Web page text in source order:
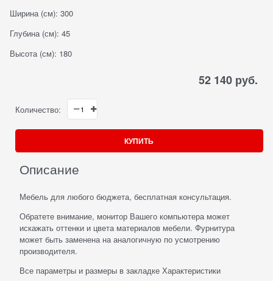
Ширина (см): 300
Глубина (см): 45
Высота (см): 180
52 140 руб.
Количество:
КУПИТЬ
Описание
Мебель для любого бюджета, бесплатная консультация.
Обратете внимание, монитор Вашего компьютера может
искажать оттенки и цвета материалов мебели. Фурнитура
может быть заменена на аналогичную по усмотрению
производителя.
Все параметры и размеры в закладке Характеристики